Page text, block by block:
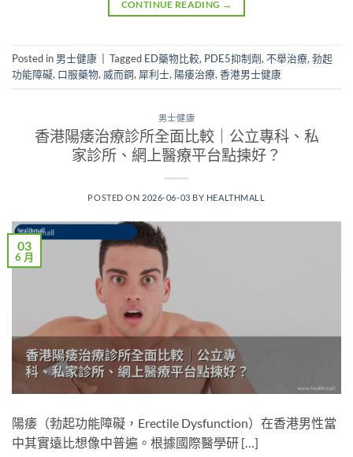
CONTINUE READING →
Posted in 男士健康 Tagged ED藥物比較, PDE5抑制劑,不舉治療,勃起
功能障礙, 口服藥物, 威而鋼, 犀利士, 陽痿治療,香港男士健康
男士健康
香港陽痿治療診所全面比較｜公立專科、私
家診所、網上醫療平台點揀好？
POSTED ON 2026-06-03 BY HEALTHMALL
03
6 月
陽痿（勃起功能障礙，Erectile Dysfunction）在香港男性當
中其實遠比想像中普遍。根據國際醫學研 […]